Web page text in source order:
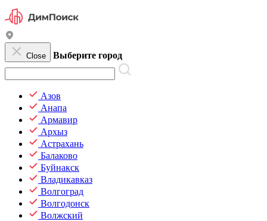
Close Выберите город
Азов
Анапа
Армавир
Архыз
Астрахань
Балаково
Буйнакск
Владикавказ
Волгоград
Волгодонск
Волжский